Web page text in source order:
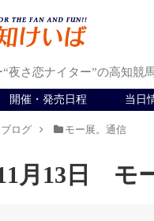
夜さ恋ナイター”の高知競
開催・発売日程 当日
ブログ モー展。通信
月13日 モ